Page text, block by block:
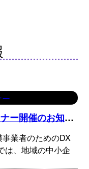
ー
ク
ラウド会計ソフト活用 セミナー開催のお知らせ
事業者のためのDX
は、地域の中小企